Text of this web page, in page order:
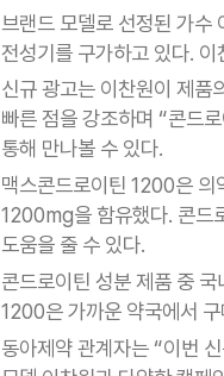
브랜드 모델로 선정된 가
전성기를 구가하고 있다.
신규 광고는 이찬원이 제품
빠른 점을 강조하며 “콘드
통해 만나볼 수 있다.
맥스콘드로이틴 1200은 의
1200mg을 함유했다. 콘드
도움을 줄 수 있다.
콘드로이틴 성분 제품 중
1200은 가까운 약국에서
동아제약 관계자는 “이번